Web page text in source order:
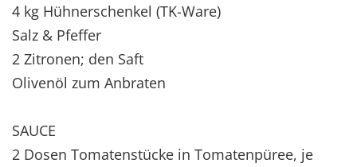
4 kg Hühnerschenkel (TK-Ware)
Salz & Pfeffer
2 Zitronen; den Saft
Olivenöl zum Anbraten
SAUCE
2 Dosen Tomatenstücke in Tomatenpüree, je